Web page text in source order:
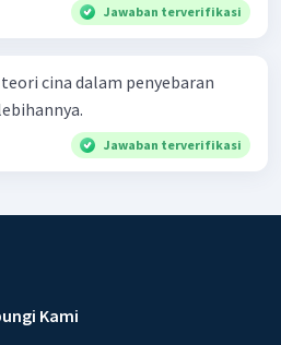
Jawaban terverifikasi
cina dalam penyebaran
Jawaban terverifikasi
Kami